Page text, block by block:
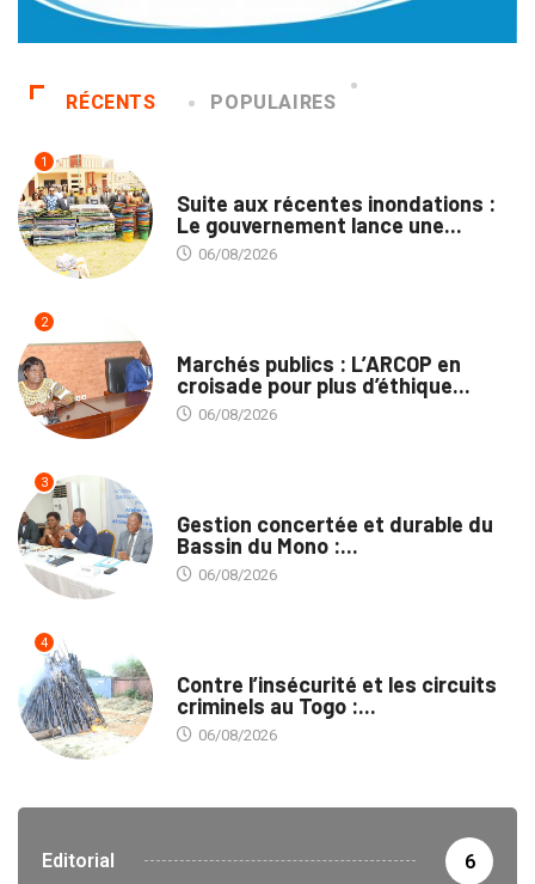
RÉCENTS POPULAIRES
1
Suite aux récentes inondations :
Le gouvernement lance une...
06/08/2026
2
Marchés publics : L’ARCOP en
croisade pour plus d’éthique...
06/08/2026
3
Gestion concertée et durable du
Bassin du Mono :...
06/08/2026
4
Contre l’insécurité et les circuits
criminels au Togo :...
06/08/2026
Editorial 6